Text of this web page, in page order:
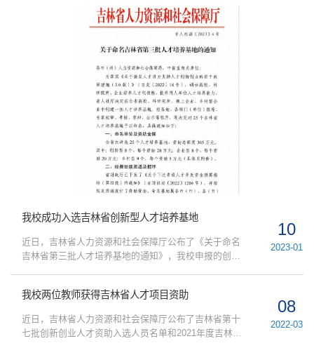
书记王延，党委副书记兼副校长常青，副校长魏民、薛
利锋、邬志辉，党委副书记、纪委书记刘九庆，党委常
委、党委宣传部部长严蔚刚，党委常委、党委统战部部
我校成功入选吉林省创新型人才培养基地
近日，吉林省人力资源和社会保障厅公布了《关于命名
吉林省第三批人才培养基地的通知》，我校申报的创新
（3.0版）》，调动高校、科研院所、企业培养人才积极
性，提升用人单位人才培养能力的重要举措。2022年首
次面向全省高等教育院校。近五年我校共有46人次入选
国家级人才工程，438人次入选各类省级人才项目，国家
10
2023-01
我校两位教师获得吉林省人才项目资助
近日，吉林省人力资源和社会保障厅公布了吉林省第十
七批创新创业人才资助入选人员名单和2021年度吉林省
08
2022-03